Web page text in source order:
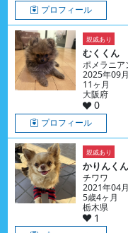
プロフィール
親戚あり
むくくん
ポメラニア
2025年09
11ヶ月
大阪府
0
プロフィール
親戚あり
かりんくん
チワワ
2021年04
5歳4ヶ月
栃木県
1